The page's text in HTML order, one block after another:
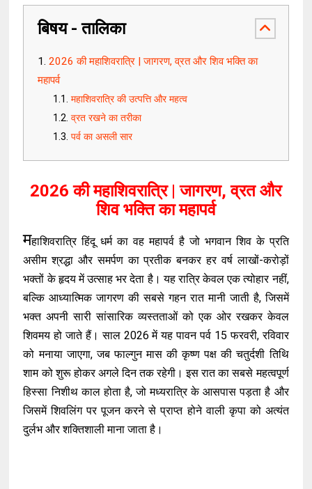
बिषय - तालिका
2026 की महाशिवरात्रि | जागरण, व्रत और शिव भक्ति का
महापर्व
महाशिवरात्रि की उत्पत्ति और महत्व
व्रत रखने का तरीका
पर्व का असली सार
2026 की महाशिवरात्रि | जागरण, व्रत और
शिव भक्ति का महापर्व
महाशिवरात्रि हिंदू धर्म का वह महापर्व है जो भगवान शिव के प्रति
असीम श्रद्धा और समर्पण का प्रतीक बनकर हर वर्ष लाखों-करोड़ों
भक्तों के हृदय में उत्साह भर देता है। यह रात्रि केवल एक त्योहार नहीं,
बल्कि आध्यात्मिक जागरण की सबसे गहन रात मानी जाती है, जिसमें
भक्त अपनी सारी सांसारिक व्यस्तताओं को एक ओर रखकर केवल
शिवमय हो जाते हैं। साल 2026 में यह पावन पर्व 15 फरवरी, रविवार
को मनाया जाएगा, जब फाल्गुन मास की कृष्ण पक्ष की चतुर्दशी तिथि
शाम को शुरू होकर अगले दिन तक रहेगी। इस रात का सबसे महत्वपूर्ण
हिस्सा निशीथ काल होता है, जो मध्यरात्रि के आसपास पड़ता है और
जिसमें शिवलिंग पर पूजन करने से प्राप्त होने वाली कृपा को अत्यंत
दुर्लभ और शक्तिशाली माना जाता है।